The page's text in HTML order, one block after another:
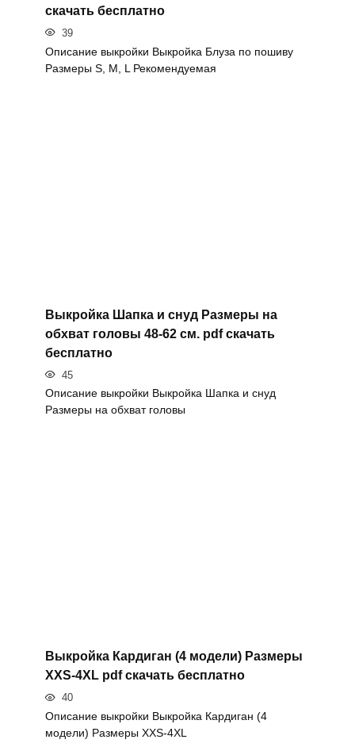
скачать бесплатно
39
Описание выкройки Выкройка Блуза по пошиву
Размеры S, M, L Рекомендуемая
Выкройка Шапка и снуд Размеры на
обхват головы 48-62 см. pdf скачать
бесплатно
45
Описание выкройки Выкройка Шапка и снуд
Размеры на обхват головы
Выкройка Кардиган (4 модели) Размеры
XXS-4XL pdf скачать бесплатно
40
Описание выкройки Выкройка Кардиган (4
модели) Размеры XXS-4XL